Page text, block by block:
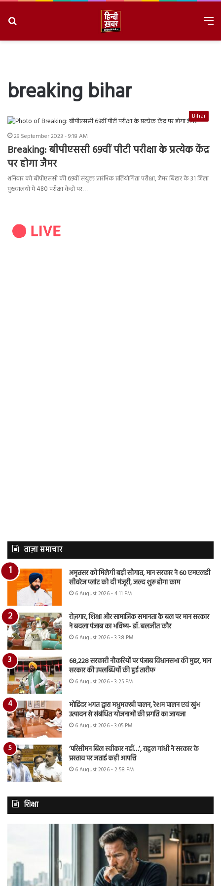
breaking bihar
Bihar
29 September 2023 - 9:18 AM
Breaking: बीपीएससी 69वीं पीटी परीक्षा के प्रत्येक केंद्र
पर होगा जैमर
शनिवार को बीपीएससी की 69वीं संयुक्त प्रारंभिक प्रतियोगिता परीक्षा, जैमर बिहार के 31 जिला
मुख्यालयों में 480 परीक्षा केंद्रों पर…
ताज़ा समाचार
अमृतसर को मिलेगी बड़ी सौगात, मान सरकार ने 60 एमएलडी
सीवरेज प्लांट को दी मंजूरी, जल्द शुरू होगा काम
6 August 2026 - 4:11 PM
रोज़गार, शिक्षा और सामाजिक समानता के बल पर मान सरकार
ने बदला पंजाब का भविष्य- डॉ. बलजीत कौर
6 August 2026 - 3:38 PM
68,228 सरकारी नौकरियों पर पंजाब विधानसभा की मुहर, मान
सरकार की उपलब्धियों की हुई तारीफ
6 August 2026 - 3:25 PM
मोहिंदर भगत द्वारा मधुमक्खी पालन, रेशम पालन एवं खुंभ
उत्पादन से संबंधित योजनाओं की प्रगति का जायजा
6 August 2026 - 3:05 PM
‘परिसीमन बिल स्वीकार नहीं…’, राहुल गांधी ने सरकार के
प्रस्ताव पर जताई कड़ी आपत्ति
6 August 2026 - 2:58 PM
शिक्षा